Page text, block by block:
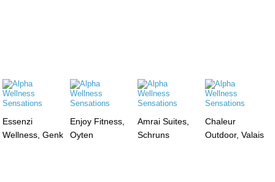
Essenzi
Wellness, Genk
Enjoy Fitness,
Oyten
Amrai Suites,
Schruns
Chaleur
Outdoor, Valais